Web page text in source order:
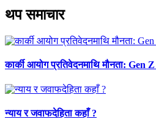
थप समाचार
कार्की आयोग प्रतिवेदनमाथि मौनता: Gen
न्याय र जवाफदेहिता कहाँ ?